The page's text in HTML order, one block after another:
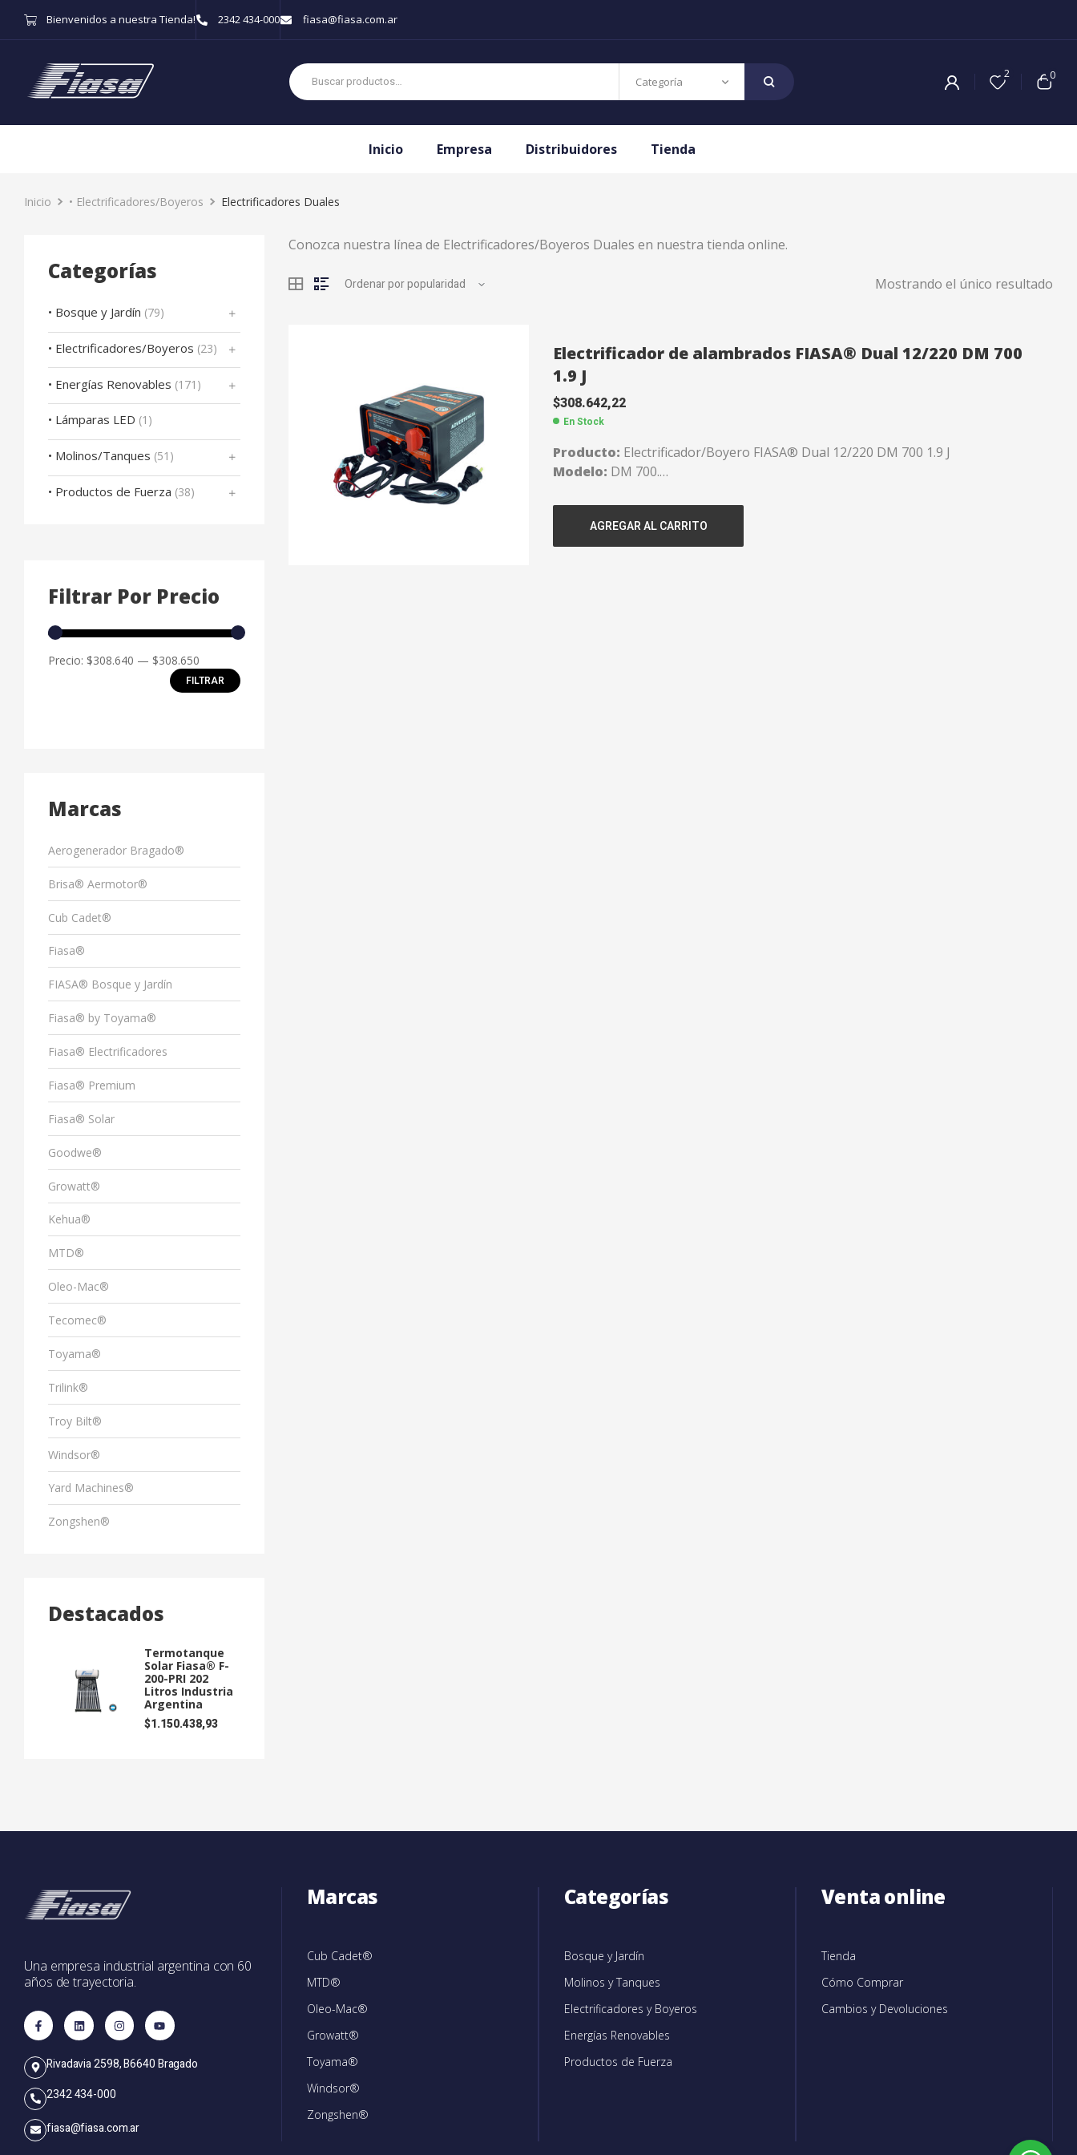
Bienvenidos a nuestra Tienda! 2342 434-000 fiasa@fiasa.com.ar
Categoría
2 0
Inicio Empresa Distribuidores Tienda
Inicio • Electrificadores/Boyeros Electrificadores Duales
Conozca nuestra línea de Electrificadores/Boyeros Duales en nuestra tienda online.
Mostrando el único resultado
Electrificador de alambrados FIASA® Dual 12/220 DM 700
1.9 J
$308.642,22
En Stock
Producto: Electrificador/Boyero FIASA® Dual 12/220 DM 700 1.9 J
Modelo: DM 700.
Alcance:70 kms.
Código:218650300
Garantía:1 Año.
AGREGAR AL CARRITO
Categorías
• Bosque y Jardín (79)
• Electrificadores/Boyeros (23)
• Energías Renovables (171)
• Lámparas LED (1)
• Molinos/Tanques (51)
• Productos de Fuerza (38)
Filtrar Por Precio
FILTRAR
Precio: $308.640 — $308.650
Marcas
Aerogenerador Bragado®
Brisa® Aermotor®
Cub Cadet®
Fiasa®
FIASA® Bosque y Jardín
Fiasa® by Toyama®
Fiasa® Electrificadores
Fiasa® Premium
Fiasa® Solar
Goodwe®
Growatt®
Kehua®
MTD®
Oleo-Mac®
Tecomec®
Toyama®
Trilink®
Troy Bilt®
Windsor®
Yard Machines®
Zongshen®
Destacados
Termotanque
Solar Fiasa® F-
200-PRI 202
Litros Industria
Argentina
$1.150.438,93
Una empresa industrial argentina con 60
años de trayectoria.
Rivadavia 2598, B6640 Bragado
2342 434-000
fiasa@fiasa.com.ar
Marcas
Cub Cadet®
MTD®
Oleo-Mac®
Growatt®
Toyama®
Windsor®
Zongshen®
Categorías
Bosque y Jardín
Molinos y Tanques
Electrificadores y Boyeros
Energías Renovables
Productos de Fuerza
Venta online
Tienda
Cómo Comprar
Cambios y Devoluciones